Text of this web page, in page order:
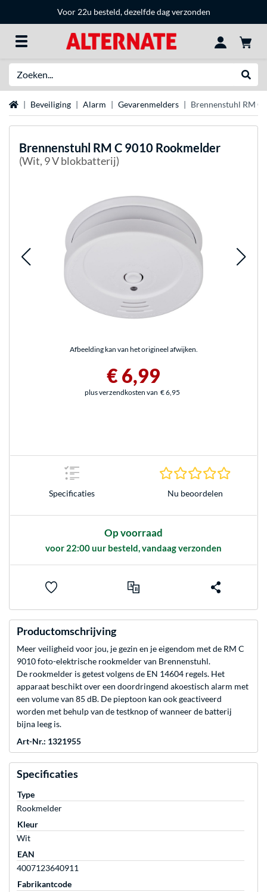
Voor 22u besteld, dezelfde dag verzonden
Home Beveiliging Alarm Gevarenmelders Brennenstuhl RM C
Brennenstuhl RM C 9010 Rookmelder
(Wit, 9 V blokbatterij)
Afbeelding kan van het origineel afwijken.
€ 6,99
plus verzendkosten van € 6,95
Specificaties Nu beoordelen
Op voorraad
voor 22:00 uur besteld, vandaag verzonden
Productomschrijving
Meer veiligheid voor jou, je gezin en je eigendom met de RM C
9010 foto-elektrische rookmelder van Brennenstuhl.
De rookmelder is getest volgens de EN 14604 regels. Het
apparaat beschikt over een doordringend akoestisch alarm met
een volume van 85 dB. De pieptoon kan ook geactiveerd
worden met behulp van de testknop of wanneer de batterij
bijna leeg is.
Art-Nr.: 1321955
Specificaties
Type
Rookmelder
Kleur
Wit
EAN
4007123640911
Fabrikantcode